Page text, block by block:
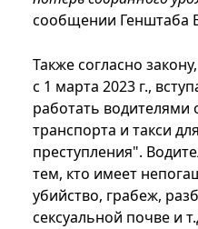
сообщении Генштаба
Также согласно
с 1 марта 2023 г.,
работать водителями
транспорта и такси
преступления".
тем, кто имеет
убийство, грабеж,
сексуальной почве и